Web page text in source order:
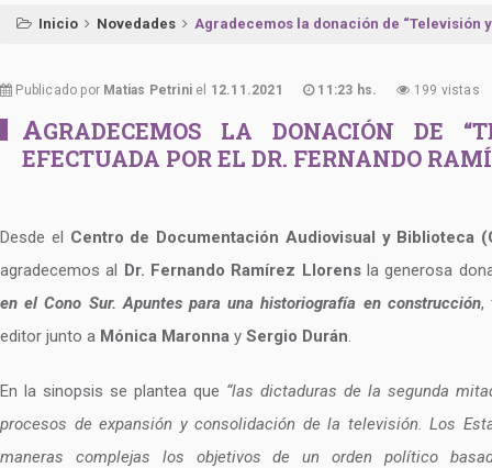
Inicio Novedades Agradecemos la donación de “Televisión
Publicado por Matias Petrini el 12.11.2021 11:23 hs. 199 vistas
AGRADECEMOS LA DONACIÓN DE
EFECTUADA POR EL DR. FERNANDO
Desde el Centro de Documentación Audiovisual y Biblioteca
agradecemos al Dr. Fernando Ramírez Llorensla generosa
en el Cono Sur. Apuntes para una historiografía en construcción,
editor junto a Mónica Maronna y Sergio Durán.
En la sinopsis se plantea que “las dictaduras de la segunda
procesos de expansión y consolidación de la televisión. Los
maneras complejas los objetivos de un orden político